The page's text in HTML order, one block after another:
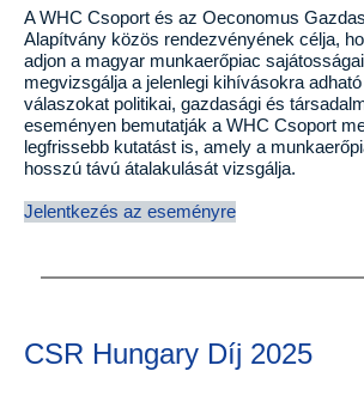
A WHC Csoport és az Oeconomus
Alapítvány közös rendezvényének célja,
adjon a magyar munkaerőpiac
megvizsgálja a jelenlegi kihívásokra
válaszokat politikai, gazdasági és
eseményen bemutatják a WHC Csoport
legfrissebb kutatást is, amely a
hosszú távú átalakulását vizsgálja.
Jelentkezés az eseményre
CSR Hungary Díj 2025